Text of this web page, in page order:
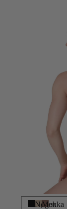
SortNøgen
Mokka